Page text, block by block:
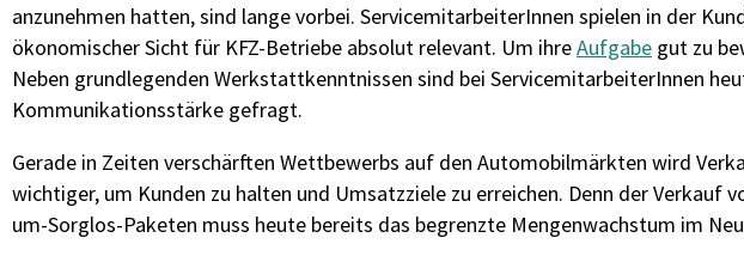
anzunehmen hatten, sind lange vorbei. ServicemitarbeiterInnen spielen in der
ökonomischer Sicht für KFZ-Betriebe absolut relevant. Um ihreAufgabe gut zu
Neben grundlegenden Werkstattkenntnissen sind bei ServicemitarbeiterInnen
Kommunikationsstärke gefragt.
Gerade in Zeiten verschärften Wettbewerbs auf den Automobilmärkten wird
wichtiger, um Kunden zu halten und Umsatzziele zu erreichen. Denn der
um-Sorglos-Paketen muss heute bereits das begrenzte Mengenwachstum im